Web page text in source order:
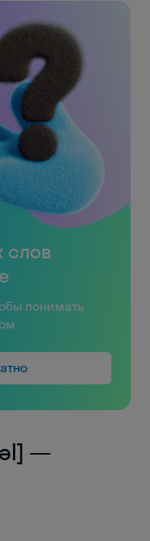
слов
понимать
—